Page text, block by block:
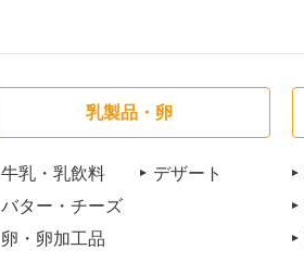
乳製品・卵
牛乳・乳飲料
デザート
バター・チーズ
卵・卵加工品